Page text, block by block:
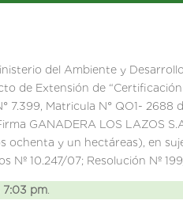
del Ambiente y
de Extensión de
Matricula N° QO1-
GANADERA LOS LAZOS
y un hectáreas), en
10.247/07; Resolución Nº
7:03 pm